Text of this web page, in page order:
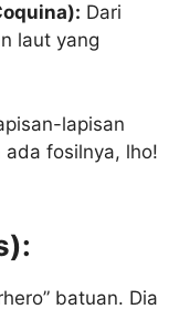
Dari
laut yang
lapisan
fosilnya, lho!
batuan. Dia